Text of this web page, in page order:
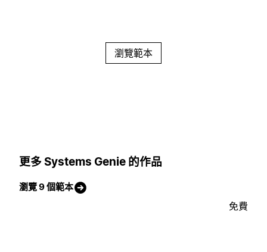
瀏覽範本
更多 Systems Genie 的作品
瀏覽 9 個範本
免費